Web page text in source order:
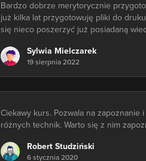
Bardzo dobrze merytorycznie
już kilka lat przygotowuję pliki do
się nieco poszerzyć już posiadaną
Sylwia Mielczarek
19 sierpnia 2022
Ciekawy kurs. Pozwala na zapoznanie
różnych technik. Warto się z nim
Robert Studziński
6 stycznia 2020